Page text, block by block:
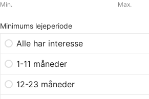
Min. Max.
Minimums lejeperiode
Alle har interesse
1-11 måneder
12-23 måneder